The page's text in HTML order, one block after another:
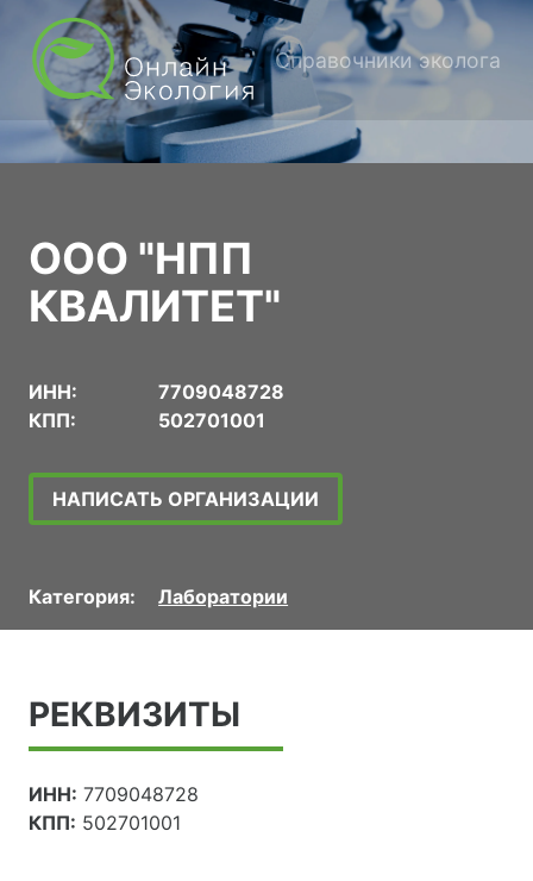
Справочники эколога
ООО "НПП
КВАЛИТЕТ"
ИНН:
7709048728
КПП:
502701001
НАПИСАТЬ ОРГАНИЗАЦИИ
Категория: Лаборатории
РЕКВИЗИТЫ
ИНН: 7709048728
КПП: 502701001